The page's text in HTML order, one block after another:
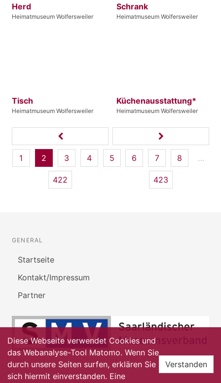
Herd
Heimatmuseum Wolfersweiler
Schrank
Heimatmuseum Wolfersweiler
Tisch
Heimatmuseum Wolfersweiler
Küchenausstattung*
Heimatmuseum Wolfersweiler
1 2 3 4 5 6 7 8 …
422 423
GENERAL
Startseite
Kontakt/Impressum
Partner
Diese Webseite verwendet Cookies und
das Webanalyse-Tool Matomo. Wenn Sie
durch unsere Seiten surfen, erklären Sie
sich hiermit einverstanden. Eine
Verstanden